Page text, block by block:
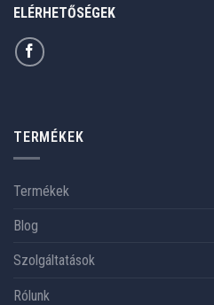
ELÉRHETŐSÉGEK
TERMÉKEK
Termékek
Blog
Szolgáltatások
Rólunk